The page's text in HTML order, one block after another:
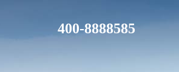
400-8888585